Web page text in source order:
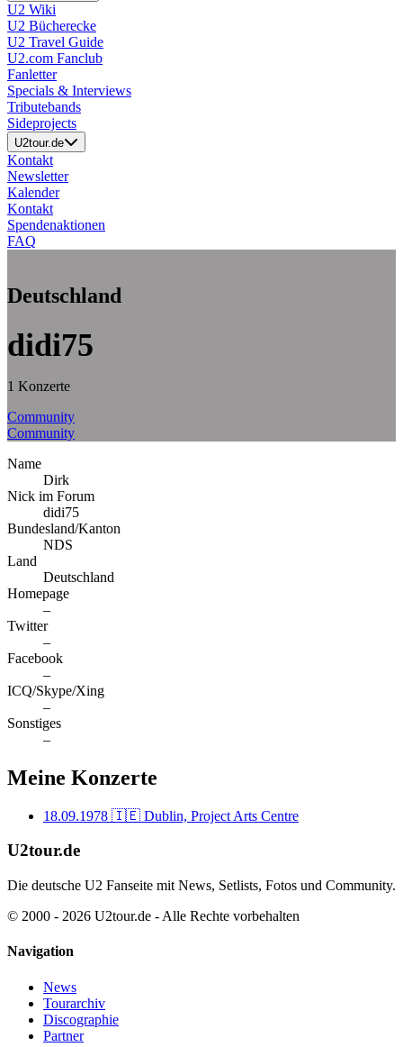
U2 Wiki
U2 Bücherecke
U2 Travel Guide
U2.com Fanclub
Fanletter
Specials & Interviews
Tributebands
Sideprojects
U2tour.de
Kontakt
Newsletter
Kalender
Kontakt
Spendenaktionen
FAQ
Deutschland
didi75
1 Konzerte
Community
Community
Name
Dirk
Nick im Forum
didi75
Bundesland/Kanton
NDS
Land
Deutschland
Homepage
–
Twitter
–
Facebook
–
ICQ/Skype/Xing
–
Sonstiges
–
Meine Konzerte
18.09.1978 🇮🇪 Dublin, Project Arts Centre
U2tour.de
Die deutsche U2 Fanseite mit News, Setlists, Fotos und Community.
© 2000 - 2026 U2tour.de - Alle Rechte vorbehalten
Navigation
News
Tourarchiv
Discographie
Partner